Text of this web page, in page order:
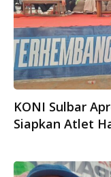
KONI Sulbar
Siapkan Atlet